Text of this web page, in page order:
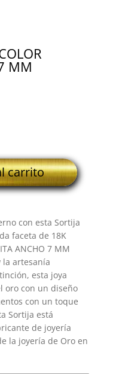
MM
carrito
con esta Sortija
faceta de 18K
ANCHO 7 MM
la artesanía
esta joya
oro con un diseño
con un toque
Sortija está
de joyería
la joyería de Oro en